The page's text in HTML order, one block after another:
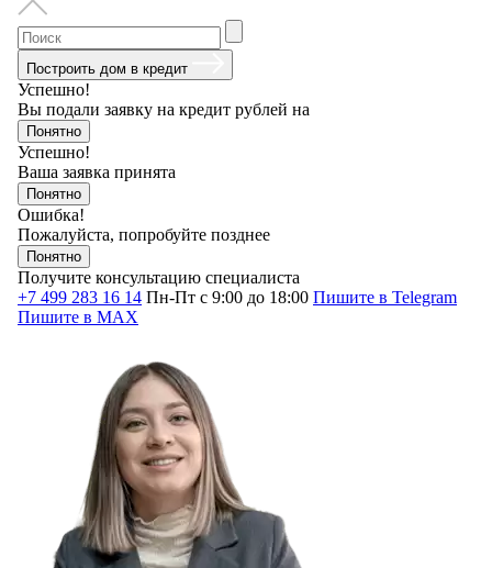
Построить дом в кредит
Успешно!
Вы подали заявку на кредит рублей на
Понятно
Успешно!
Ваша заявка принята
Понятно
Ошибка!
Пожалуйста, попробуйте позднее
Понятно
Получите консультацию специалиста
+7 499 283 16 14 Пн-Пт с 9:00 до 18:00 Пишите в Telegram
Пишите в MAX